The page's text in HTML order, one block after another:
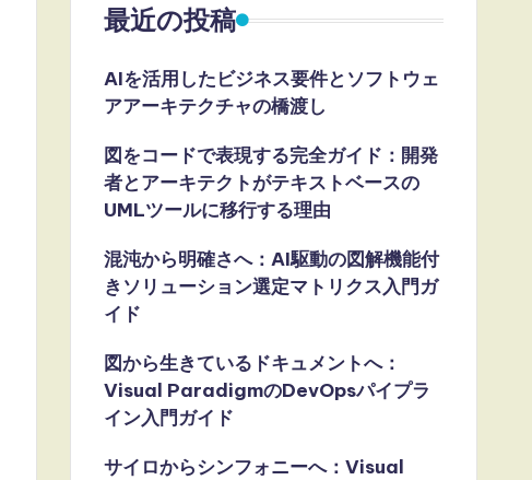
最近の投稿
AIを活用したビジネス要件とソフトウェ
アアーキテクチャの橋渡し
図をコードで表現する完全ガイド：開発
者とアーキテクトがテキストベースの
UMLツールに移行する理由
混沌から明確さへ：AI駆動の図解機能付
きソリューション選定マトリクス入門ガ
イド
図から生きているドキュメントへ：
Visual ParadigmのDevOpsパイプラ
イン入門ガイド
サイロからシンフォニーへ：Visual